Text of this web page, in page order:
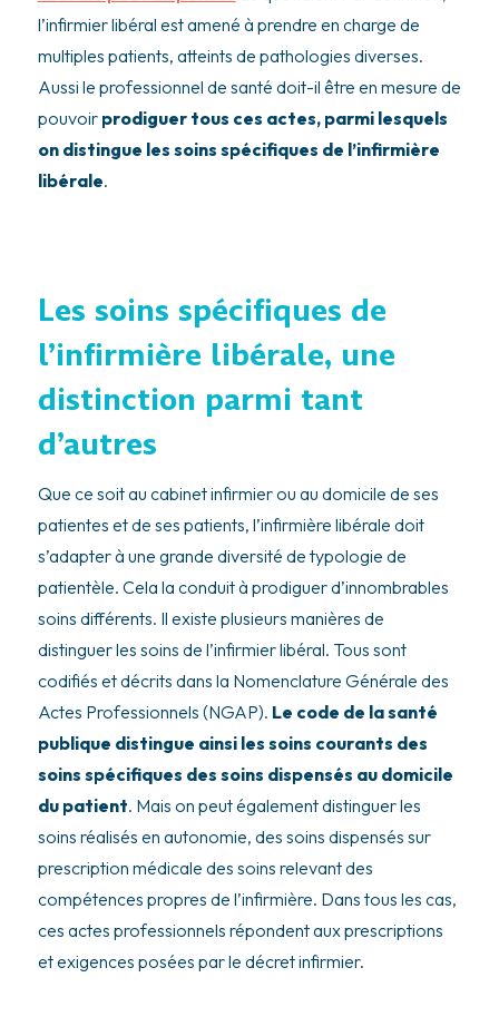
l’infirmier libéral est amené à prendre en charge de
multiples patients, atteints de pathologies diverses.
Aussi le professionnel de santé doit-il être en mesure de
pouvoir prodiguer tous ces actes, parmi lesquels
on distingue les soins spécifiques de l’infirmière
libérale.
Les soins spécifiques de
l’infirmière libérale, une
distinction parmi tant
d’autres
Que ce soit au cabinet infirmier ou au domicile de ses
patientes et de ses patients, l’infirmière libérale doit
s’adapter à une grande diversité de typologie de
patientèle. Cela la conduit à prodiguer d’innombrables
soins différents. Il existe plusieurs manières de
distinguer les soins de l’infirmier libéral. Tous sont
codifiés et décrits dans la Nomenclature Générale des
Actes Professionnels (NGAP). Le code de la santé
publique distingue ainsi les soins courants des
soins spécifiques des soins dispensés au domicile
du patient. Mais on peut également distinguer les
soins réalisés en autonomie, des soins dispensés sur
prescription médicale des soins relevant des
compétences propres de l’infirmière. Dans tous les cas,
ces actes professionnels répondent aux prescriptions
et exigences posées par le décret infirmier.